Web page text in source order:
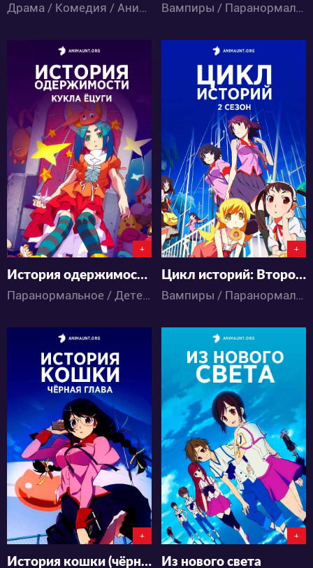
Драма / Комедия / Аниме Вампиры / Паранормальное / Детектив / Комедия / Аниме
16174
2 8
+
История одержимости: Кукла Ёцуги
Паранормальное / Детектив / Комедия / Этти / Аниме
20752
5 21
+
Цикл историй: Второй сезон
Вампиры / Паранормальное / Детектив / Комедия / Романтика / Аниме
13912
4 9
+
История кошки (чёрная глава)
38006
13 69
+
Из нового света